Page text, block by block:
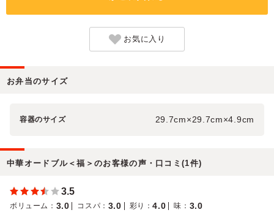
お気に入り
お弁当のサイズ
容器のサイズ 29.7cm×29.7cm×4.9cm
中華オードブル＜福＞のお客様の声・口コミ(1件)
3.5
ボリューム ： 3.0 コスパ ： 3.0 彩り ：4.0 味 ： 3.0